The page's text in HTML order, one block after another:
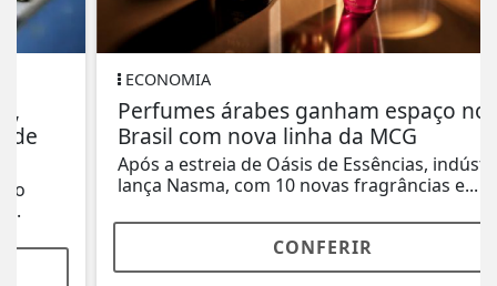
ECONOMIA
Perfumes árabes ganham espaço no
Brasil com nova linha da MCG
Após a estreia de Oásis de Essências, indústria
lança Nasma, com 10 novas fragrâncias e...
CONFERIR